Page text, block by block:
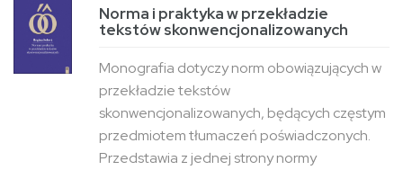
Norma i praktyka w przekładzie
tekstów skonwencjonalizowanych
Monografia dotyczy norm obowiązujących w
przekładzie tekstów
skonwencjonalizowanych, będących częstym
przedmiotem tłumaczeń poświadczonych.
Przedstawia z jednej strony normy